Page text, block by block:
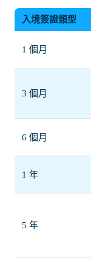
入境簽證類型
1 個月
3 個月
6 個月
1 年
5 年